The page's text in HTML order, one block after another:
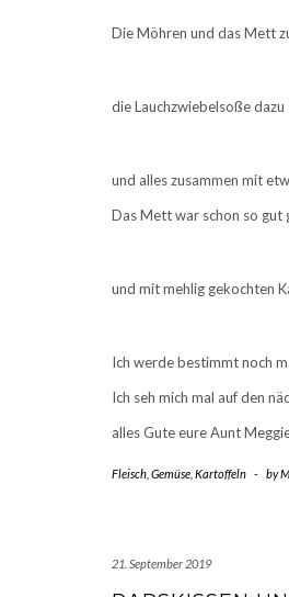
Die Möhren und das Mett
die Lauchzwiebelsoße dazu
und alles zusammen mit
Das Mett war schon so gut
und mit mehlig gekochten
Ich werde bestimmt noch
Ich seh mich mal auf den
alles Gute eure Aunt
Fleisch Gemüse Kartoffeln - by
21. September 2019